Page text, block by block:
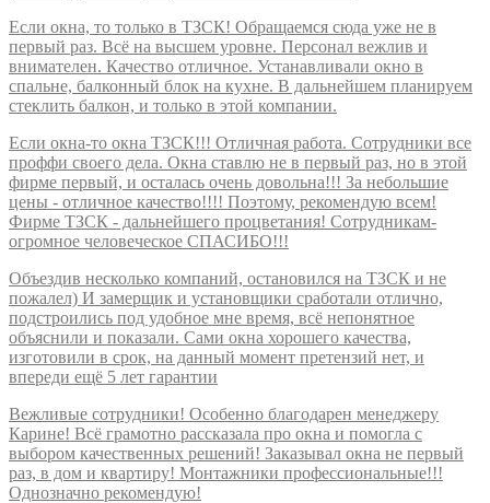
Если окна, то только в ТЗСК! Обращаемся сюда уже не в
первый раз. Всё на высшем уровне. Персонал вежлив и
внимателен. Качество отличное. Устанавливали окно в
спальне, балконный блок на кухне. В дальнейшем планируем
стеклить балкон, и только в этой компании.
Если окна-то окна ТЗСК!!! Отличная работа. Сотрудники все
проффи своего дела. Окна ставлю не в первый раз, но в этой
фирме первый, и осталась очень довольна!!! За небольшие
цены - отличное качество!!!! Поэтому, рекомендую всем!
Фирме ТЗСК - дальнейшего процветания! Сотрудникам-
огромное человеческое СПАСИБО!!!
Объездив несколько компаний, остановился на ТЗСК и не
пожалел) И замерщик и установщики сработали отлично,
подстроились под удобное мне время, всё непонятное
объяснили и показали. Сами окна хорошего качества,
изготовили в срок, на данный момент претензий нет, и
впереди ещё 5 лет гарантии
Вежливые сотрудники! Особенно благодарен менеджеру
Карине! Всё грамотно рассказала про окна и помогла с
выбором качественных решений! Заказывал окна не первый
раз, в дом и квартиру! Монтажники профессиональные!!!
Однозначно рекомендую!